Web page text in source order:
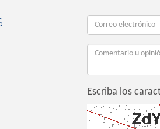
Escriba los